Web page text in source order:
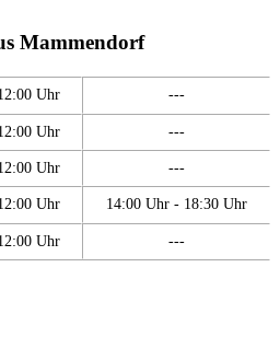
Mammendorf
Uhr ---
Uhr ---
Uhr ---
Uhr 14:00 Uhr - 18:30 Uhr
Uhr ---